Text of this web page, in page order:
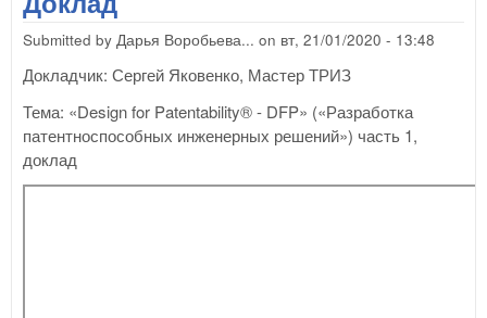
Submitted by Дарья Воробьева... on вт, 21/01/2020 - 13:48
Докладчик: Сергей Яковенко, Мастер ТРИЗ
Тема: «Design for Patentability® - DFP» («Разработка
патентноспособных инженерных решений») часть 1,
доклад